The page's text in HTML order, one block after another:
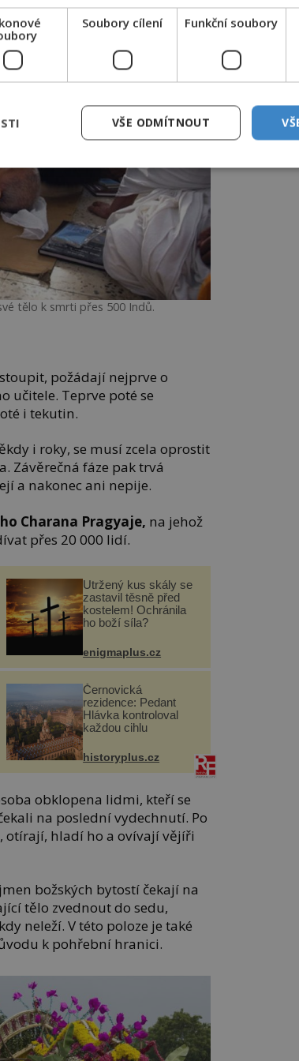
tělo k smrti přes 500 Indů.
požádají nejprve o
učitele. Teprve poté se
i tekutin.
i roky, se musí zcela oprostit
Závěrečná fáze pak trvá
a nakonec ani nepije.
Charana Pragyaje, na jehož
přes 20 000 lidí.
Utržený kus skály se
zastavil těsně před
kostelem! Ochránila
ho boží síla?
enigmaplus.cz
Černovická
rezidence: Pedant
Hlávka kontroloval
každou cihlu
historyplus.cz
obklopena lidmi, kteří se
na poslední vydechnutí. Po
hladí ho a ovívají vějíři
božských bytostí čekají na
tělo zvednout do sedu,
neleží. V této poloze je také
k pohřební hranici.
Soubory cílení Funkční soubory
VŠE ODMÍTNOUT